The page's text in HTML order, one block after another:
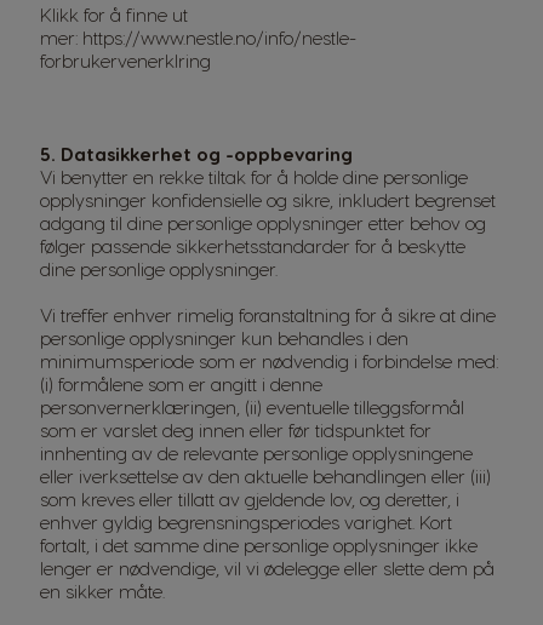
Klikk for å finne ut
mer: https://www.nestle.no/info/nestle-
forbrukervenerklring
5. Datasikkerhet og -oppbevaring
Vi benytter en rekke tiltak for å holde dine personlige
opplysninger konfidensielle og sikre, inkludert begrenset
adgang til dine personlige opplysninger etter behov og
følger passende sikkerhetsstandarder for å beskytte
dine personlige opplysninger.
Vi treffer enhver rimelig foranstaltning for å sikre at dine
personlige opplysninger kun behandles i den
minimumsperiode som er nødvendig i forbindelse med:
(i) formålene som er angitt i denne
personvernerklæringen, (ii) eventuelle tilleggsformål
som er varslet deg innen eller før tidspunktet for
innhenting av de relevante personlige opplysningene
eller iverksettelse av den aktuelle behandlingen eller (iii)
som kreves eller tillatt av gjeldende lov, og deretter, i
enhver gyldig begrensningsperiodes varighet. Kort
fortalt, i det samme dine personlige opplysninger ikke
lenger er nødvendige, vil vi ødelegge eller slette dem på
en sikker måte.